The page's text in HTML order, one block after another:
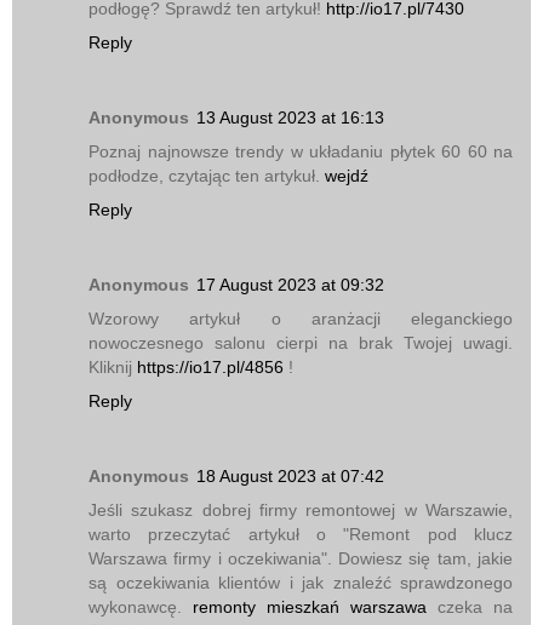
podłogę? Sprawdź ten artykuł! http://io17.pl/7430
Reply
Anonymous 13 August 2023 at 16:13
Poznaj najnowsze trendy w układaniu płytek 60 60 na
podłodze, czytając ten artykuł. wejdź
Reply
Anonymous 17 August 2023 at 09:32
Wzorowy artykuł o aranżacji eleganckiego
nowoczesnego salonu cierpi na brak Twojej uwagi.
Kliknij https://io17.pl/4856 !
Reply
Anonymous 18 August 2023 at 07:42
Jeśli szukasz dobrej firmy remontowej w Warszawie,
warto przeczytać artykuł o "Remont pod klucz
Warszawa firmy i oczekiwania". Dowiesz się tam, jakie
są oczekiwania klientów i jak znaleźć sprawdzonego
wykonawcę. remonty mieszkań warszawa czeka na